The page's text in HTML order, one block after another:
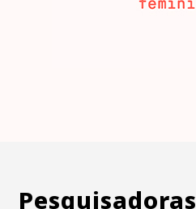
Pesquisadoras